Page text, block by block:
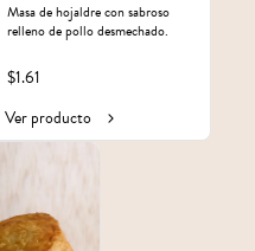
Masa de hojaldre con sabroso
relleno de pollo desmechado.
$1.61
Ver producto